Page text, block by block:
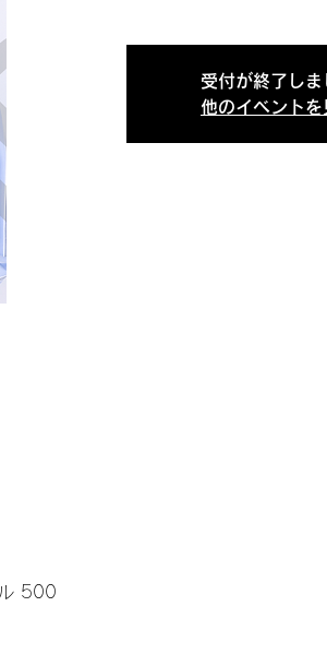
受付が終了しま
他のイベントを
500